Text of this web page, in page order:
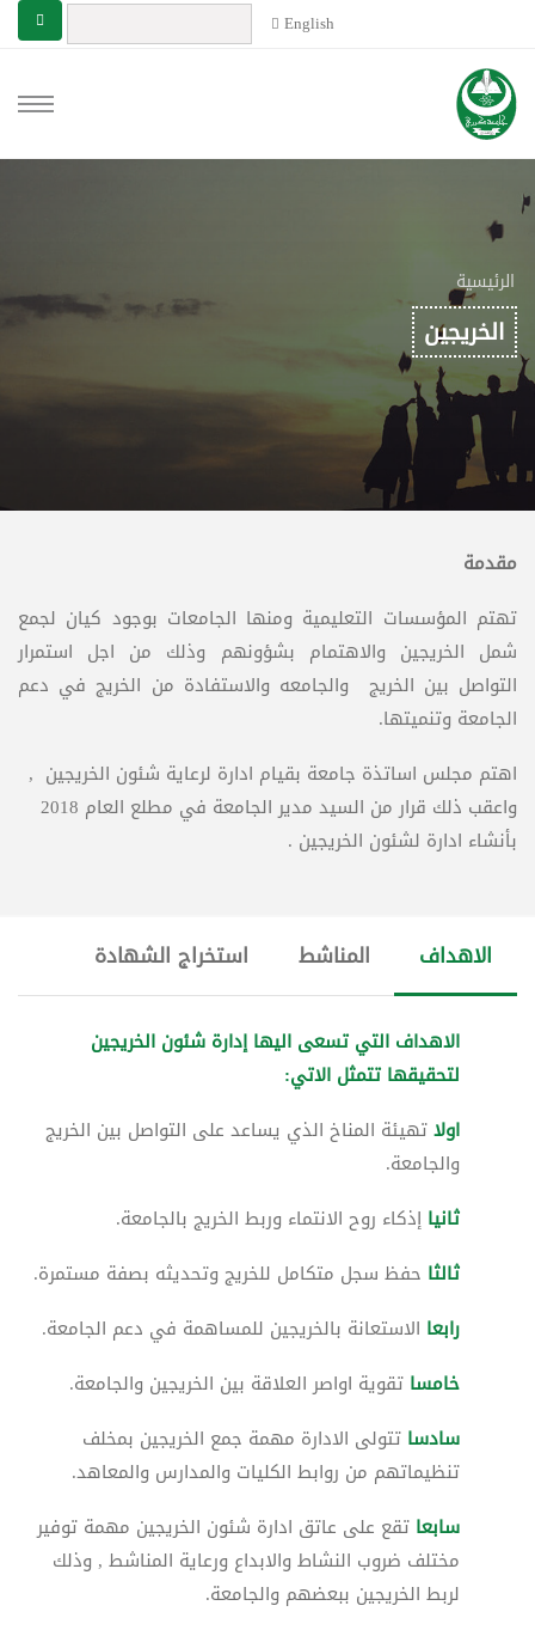
English
الرئيسية
الخريجين
مقدمة
تهتم المؤسسات التعليمية ومنها الجامعات بوجود كيان لجمع
شمل الخريجين والاهتمام بشؤونهم وذلك من اجل استمرار
التواصل بين الخريج والجامعه والاستفادة من الخريج في دعم
الجامعة وتنميتها.
اهتم مجلس اساتذة جامعة بقيام ادارة لرعاية شئون الخريجين ,
واعقب ذلك قرار من السيد مدير الجامعة في مطلع العام 2018
بأنشاء ادارة لشئون الخريجين .
الاهداف المناشط استخراج الشهادة
الاهداف التي تسعى اليها إدارة شئون الخريجين
لتحقيقها تتمثل الاتي:
اولاتهيئة المناخ الذي يساعد على التواصل بين الخريج
والجامعة.
ثانيا إذكاء روح الانتماء وربط الخريج بالجامعة.
ثالثا حفظ سجل متكامل للخريج وتحديثه بصفة مستمرة.
رابعا الاستعانة بالخريجين للمساهمة في دعم الجامعة.
خامسا تقوية اواصر العلاقة بين الخريجين والجامعة.
سادسا تتولى الادارة مهمة جمع الخريجين بمخلف
تنظيماتهم من روابط الكليات والمدارس والمعاهد.
سابعا تقع على عاتق ادارة شئون الخريجين مهمة توفير
مختلف ضروب النشاط والابداع ورعاية المناشط , وذلك
لربط الخريجين ببعضهم والجامعة.